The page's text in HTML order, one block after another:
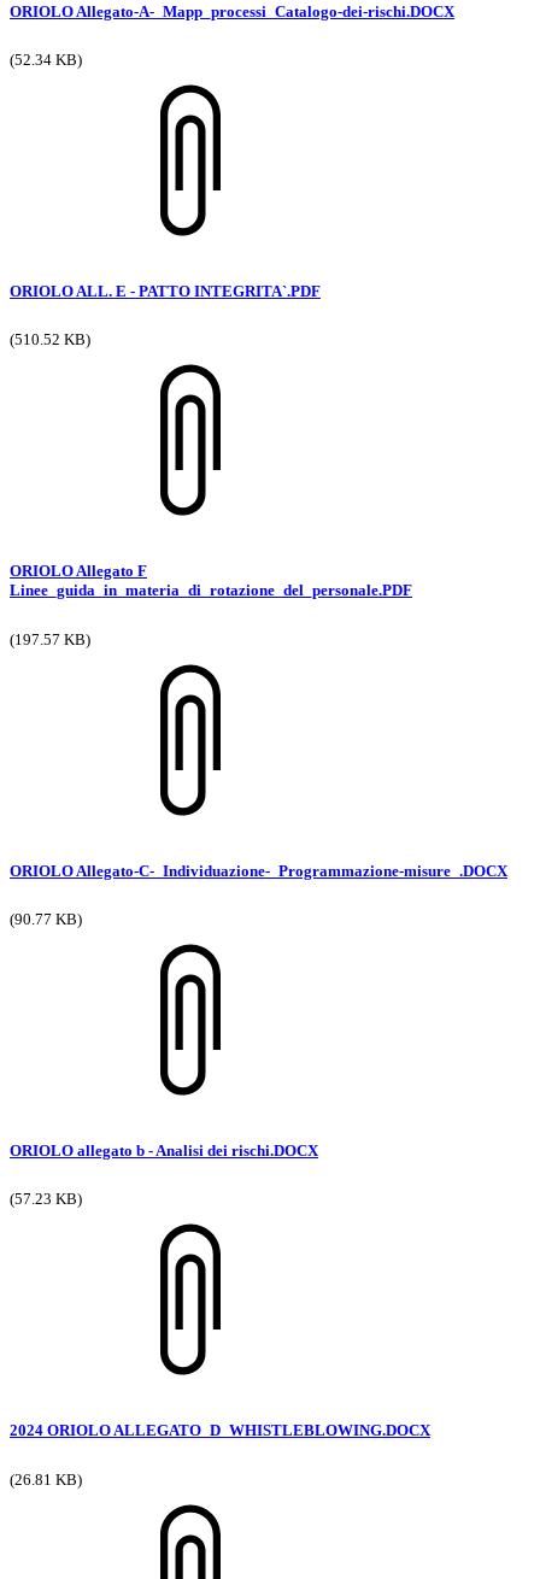
ORIOLO Allegato-A-_Mapp_processi_Catalogo-dei-rischi.DOCX
(52.34 KB)
ORIOLO ALL. E - PATTO INTEGRITA`.PDF
(510.52 KB)
ORIOLO Allegato F
Linee_guida_in_materia_di_rotazione_del_personale.PDF
(197.57 KB)
ORIOLO Allegato-C-_Individuazione-_Programmazione-misure_.DOCX
(90.77 KB)
ORIOLO allegato b - Analisi dei rischi.DOCX
(57.23 KB)
2024 ORIOLO ALLEGATO_D_WHISTLEBLOWING.DOCX
(26.81 KB)